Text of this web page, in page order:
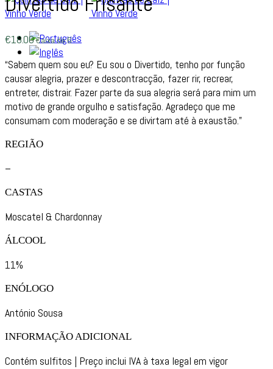
€18.00Caixa de 6
“Sabem quem sou eu? Eu sou o Divertido, tenho por função
causar alegria, prazer e descontracção, fazer rir, recrear,
entreter, distrair. Fazer parte da sua alegria será para mim um
motivo de grande orgulho e satisfação. Agradeço que me
consumam com moderação e se divirtam até à exaustão.”
REGIÃO
–
CASTAS
Moscatel & Chardonnay
ÁLCOOL
11%
ENÓLOGO
António Sousa
INFORMAÇÃO ADICIONAL
Contém sulfitos | Preço inclui IVA à taxa legal em vigor